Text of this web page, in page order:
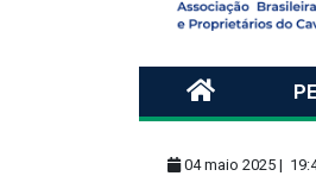
04 maio 2025 |